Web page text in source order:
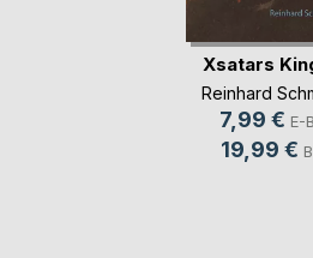
Xsatars
Reinhard
7,99 € E-
19,99 €